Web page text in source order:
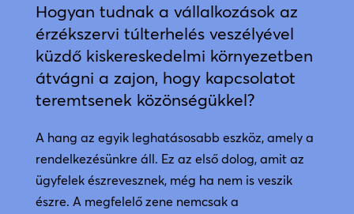
Hogyan tudnak a vállalkozások az
érzékszervi túlterhelés veszélyével
küzdő kiskereskedelmi környezetben
átvágni a zajon, hogy kapcsolatot
teremtsenek közönségükkel?
A hang az egyik leghatásosabb eszköz, amely a
rendelkezésünkre áll. Ez az első dolog, amit az
ügyfelek észrevesznek, még ha nem is veszik
észre. A megfelelő zene nemcsak a